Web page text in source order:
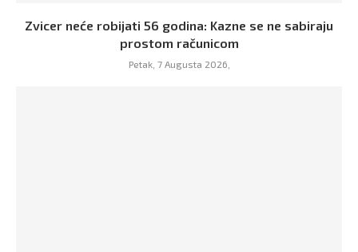
Zvicer neće robijati 56 godina: Kazne se ne sabiraju
prostom računicom
Petak, 7 Augusta 2026,